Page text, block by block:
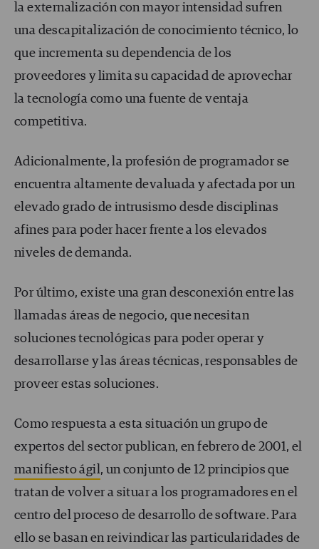
la externalización con mayor intensidad sufren
una descapitalización de conocimiento técnico, lo
que incrementa su dependencia de los
proveedores y limita su capacidad de aprovechar
la tecnología como una fuente de ventaja
competitiva.
Adicionalmente, la profesión de programador se
encuentra altamente devaluada y afectada por un
elevado grado de intrusismo desde disciplinas
afines para poder hacer frente a los elevados
niveles de demanda.
Por último, existe una gran desconexión entre las
llamadas áreas de negocio, que necesitan
soluciones tecnológicas para poder operar y
desarrollarse y las áreas técnicas, responsables de
proveer estas soluciones.
Como respuesta a esta situación un grupo de
expertos del sector publican, en febrero de 2001, el
manifiesto ágil, un conjunto de 12 principios que
tratan de volver a situar a los programadores en el
centro del proceso de desarrollo de software. Para
ello se basan en reivindicar las particularidades de